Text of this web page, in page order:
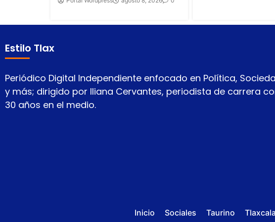
Estilo Tlax
Periódico Digital Independiente enfocado en Política,
y más; dirigido por Iliana Cervantes, periodista de carrera
30 años en el medio.
Inicio Sociales Taurino Tlaxcala